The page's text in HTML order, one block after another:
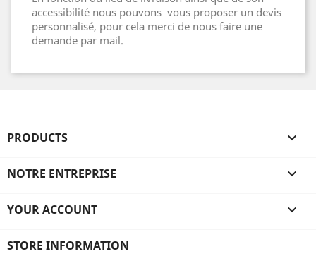
accessibilité nous pouvons vous proposer un devis
personnalisé, pour cela merci de nous faire une
demande par mail.
PRODUCTS 
NOTRE ENTREPRISE 
YOUR ACCOUNT 
STORE INFORMATION